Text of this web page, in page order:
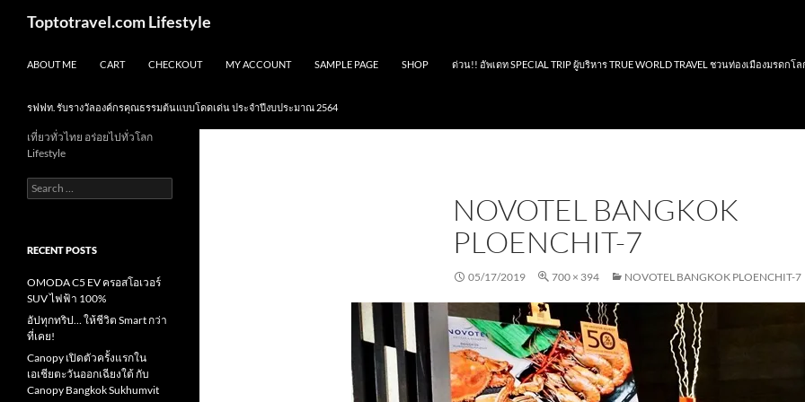
Toptotravel.com Lifestyle
ABOUT ME CART CHECKOUT MY ACCOUNT SAMPLE PAGE SHOP ด่วน!! อัพเดท SPECIAL TRIP ผู้บริหาร TRUE WORLD TRAVEL ชวนท่องเมืองมรดกโล
รฟฟท. รับรางวัลองค์กรคุณธรรมต้นแบบโดดเด่น ประจำปีงบประมาณ 2564
NOVOTEL BANGKOK
PLOENCHIT-7
05/17/2019 700 × 394 NOVOTEL BANGKOK PLOENCHIT-7
เที่ยวทั่วไทย อร่อยไปทั่วโลก
Lifestyle
Search
for:
RECENT POSTS
OMODA C5 EV ครอสโอเวอร์
SUV ไฟฟ้า 100%
อัปทุกทริป… ให้ชีวิต Smart กว่า
ที่เคย!
Canopy เปิดตัวครั้งแรกใน
เอเชียตะวันออกเฉียงใต้ กับ
Canopy Bangkok Sukhumvit